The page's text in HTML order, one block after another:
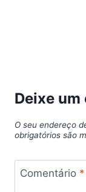
Deixe
O seu endereço
obrigatórios são
Comentário *